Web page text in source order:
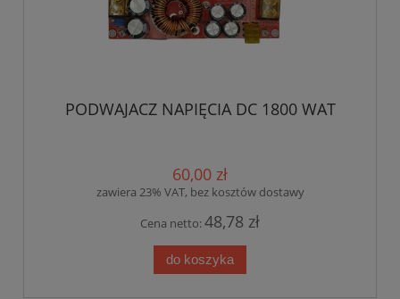
PODWAJACZ NAPIĘCIA DC 1800 WAT
60,00 zł
zawiera 23% VAT, bez kosztów dostawy
Cena netto:48,78 zł
do koszyka